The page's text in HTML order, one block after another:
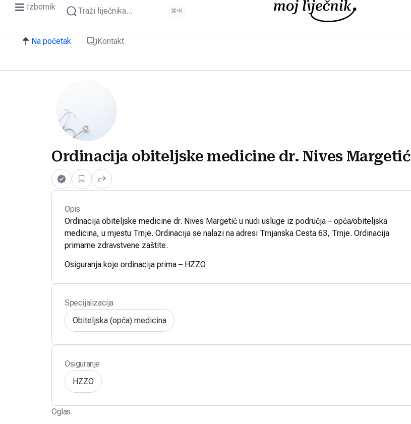
Izbornik Traži liječnika... ⌘+K
Na početak Kontakt
Ordinacija obiteljske medicine dr. Nives Margetić
Opis
Ordinacija obiteljske medicine dr. Nives Margetić u nudi usluge iz područja – opća/obiteljska
medicina, u mjestu Trnje. Ordinacija se nalazi na adresi Trnjanska Cesta 63, Trnje. Ordinacija
primarne zdravstvene zaštite.
Osiguranja koje ordinacija prima – HZZO
Specijalizacija
Obiteljska (opća) medicina
Osiguranje
HZZO
Oglas